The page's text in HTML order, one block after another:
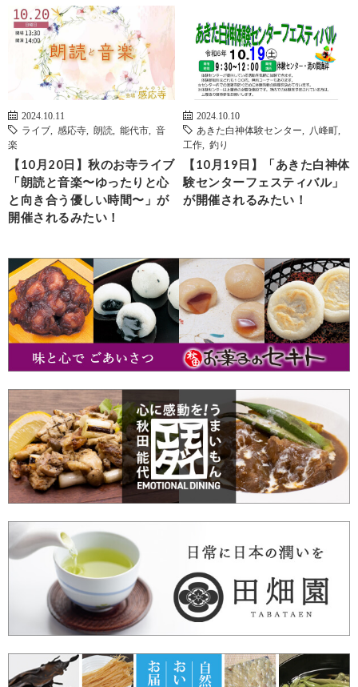
2024.10.11
ライブ
感応寺 朗読 能代市
音
楽
【10月20日】秋のお寺ライブ
「朗読と音楽〜ゆったりと心
と向き合う優しい時間〜」が
開催されるみたい！
2024.10.10
あきた白神体験センター
八峰町
工作
釣り
【10月19日】「あきた白神体
験センターフェスティバル」
が開催されるみたい！